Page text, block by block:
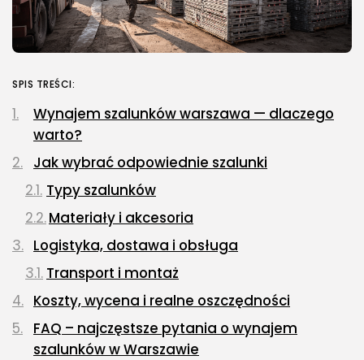
SPIS TREŚCI:
Wynajem szalunków warszawa — dlaczego
warto?
Jak wybrać odpowiednie szalunki
Typy szalunków
Materiały i akcesoria
Logistyka, dostawa i obsługa
Transport i montaż
Koszty, wycena i realne oszczędności
FAQ – najczęstsze pytania o wynajem
szalunków w Warszawie